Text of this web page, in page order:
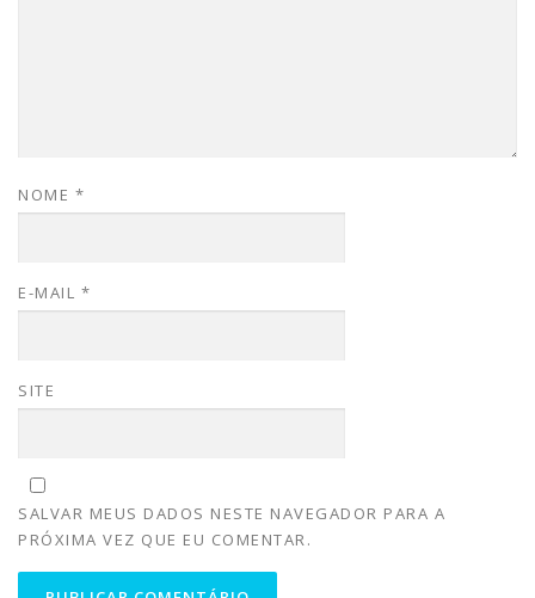
NOME *
E-MAIL *
SITE
SALVAR MEUS DADOS NESTE NAVEGADOR PARA A
PRÓXIMA VEZ QUE EU COMENTAR.